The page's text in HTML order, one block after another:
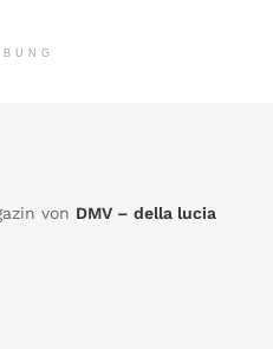
von DMV – della lucia